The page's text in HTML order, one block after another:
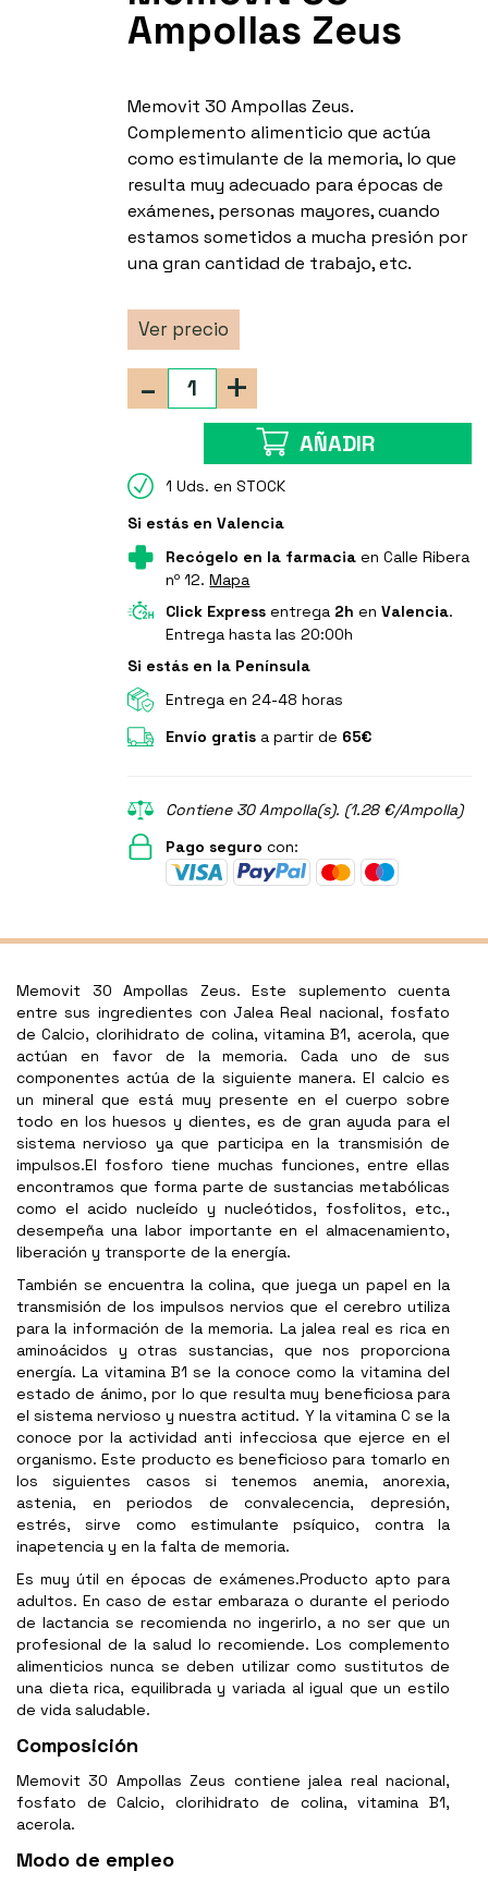
Ampollas Zeus
Memovit 30 Ampollas Zeus.
Complemento alimenticio que actúa
como estimulante de la memoria, lo que
resulta muy adecuado para épocas de
exámenes, personas mayores, cuando
estamos sometidos a mucha presión por
una gran cantidad de trabajo, etc.
Ver precio
+
-
AÑADIR
1 Uds. en STOCK
Si estás en Valencia
Recógelo en la farmacia en Calle Ribera
nº 12.Mapa
Click Express entrega 2h enValencia.
Entrega hasta las 20:00h
Si estás en la Península
Entrega en 24-48 horas
Envío gratis a partir de 65€
Contiene 30 Ampolla(s). (1.28 €/Ampolla)
Pago seguro con:
Memovit 30 Ampollas Zeus. Este suplemento cuenta
entre sus ingredientes con Jalea Real nacional, fosfato
de Calcio, clorihidrato de colina, vitamina B1, acerola, que
actúan en favor de la memoria. Cada uno de sus
componentes actúa de la siguiente manera. El calcio es
un mineral que está muy presente en el cuerpo sobre
todo en los huesos y dientes, es de gran ayuda para el
sistema nervioso ya que participa en la transmisión de
impulsos.El fosforo tiene muchas funciones, entre ellas
encontramos que forma parte de sustancias metabólicas
como el acido nucleído y nucleótidos, fosfolitos, etc.,
desempeña una labor importante en el almacenamiento,
liberación y transporte de la energía.
También se encuentra la colina, que juega un papel en la
transmisión de los impulsos nervios que el cerebro utiliza
para la información de la memoria. La jalea real es rica en
aminoácidos y otras sustancias, que nos proporciona
energía. La vitamina B1 se la conoce como la vitamina del
estado de ánimo, por lo que resulta muy beneficiosa para
el sistema nervioso y nuestra actitud. Y la vitamina C se la
conoce por la actividad anti infecciosa que ejerce en el
organismo. Este producto es beneficioso para tomarlo en
los siguientes casos si tenemos anemia, anorexia,
astenia, en periodos de convalecencia, depresión,
estrés, sirve como estimulante psíquico, contra la
inapetencia y en la falta de memoria.
Es muy útil en épocas de exámenes.Producto apto para
adultos. En caso de estar embaraza o durante el periodo
de lactancia se recomienda no ingerirlo, a no ser que un
profesional de la salud lo recomiende. Los complemento
alimenticios nunca se deben utilizar como sustitutos de
una dieta rica, equilibrada y variada al igual que un estilo
de vida saludable.
Composición
Memovit 30 Ampollas Zeus contiene jalea real nacional,
fosfato de Calcio, clorihidrato de colina, vitamina B1,
acerola.
Modo de empleo